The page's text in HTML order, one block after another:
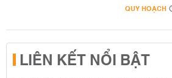
QUY HOẠCH
LIÊN KẾT NỔI BẬT